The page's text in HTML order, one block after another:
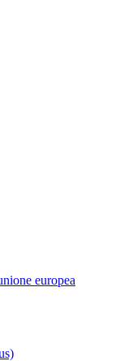
europea